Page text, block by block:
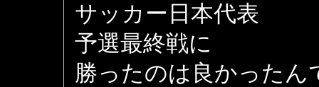
サッカー日本代表
予選最終戦に
勝ったのは良かったん